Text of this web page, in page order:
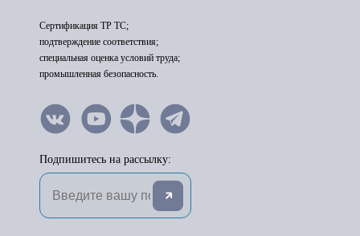
Сертификация ТР ТС;
подтверждение соответствия;
специальная оценка условий труда;
промышленная безопасность.
Подпишитесь на рассылку: